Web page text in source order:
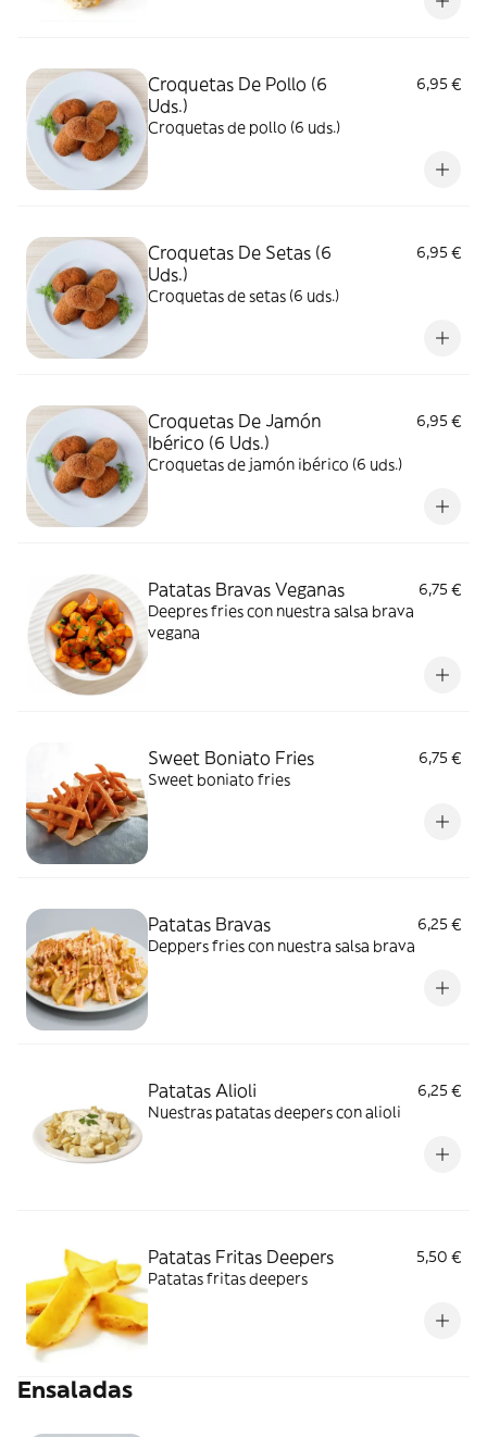
Croquetas De Pollo (6
Uds.)
6,95 €
Croquetas de pollo (6 uds.)
Croquetas De Setas (6
Uds.)
6,95 €
Croquetas de setas (6 uds.)
Croquetas De Jamón
Ibérico (6 Uds.)
6,95 €
Croquetas de jamón ibérico (6 uds.)
Patatas Bravas Veganas
6,75 €
Deepres fries con nuestra salsa brava
vegana
Sweet Boniato Fries
6,75 €
Sweet boniato fries
Patatas Bravas
6,25 €
Deppers fries con nuestra salsa brava
Patatas Alioli
6,25 €
Nuestras patatas deepers con alioli
Patatas Fritas Deepers
5,50 €
Patatas fritas deepers
Ensaladas